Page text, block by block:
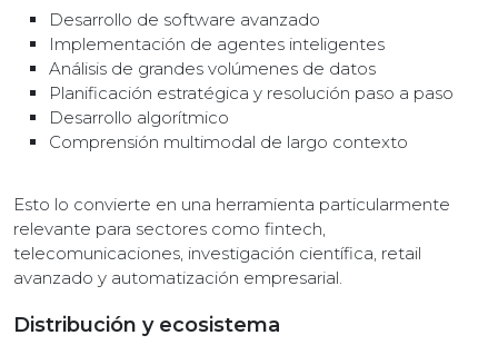
Desarrollo de software avanzado
Implementación de agentes inteligentes
Análisis de grandes volúmenes de datos
Planificación estratégica y resolución paso a paso
Desarrollo algorítmico
Comprensión multimodal de largo contexto
Esto lo convierte en una herramienta particularmente
relevante para sectores como fintech,
telecomunicaciones, investigación científica, retail
avanzado y automatización empresarial.
Distribución y ecosistema